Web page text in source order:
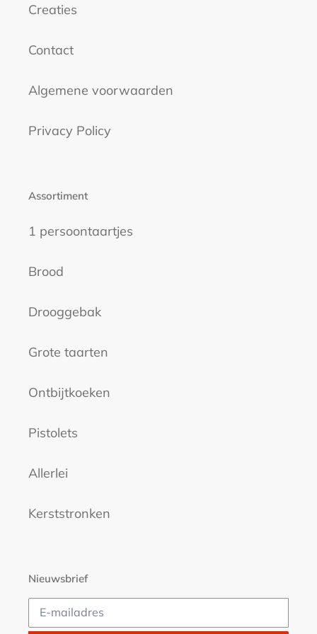
Creaties
Contact
Algemene voorwaarden
Privacy Policy
Assortiment
1 persoontaartjes
Brood
Drooggebak
Grote taarten
Ontbijtkoeken
Pistolets
Allerlei
Kerststronken
Nieuwsbrief